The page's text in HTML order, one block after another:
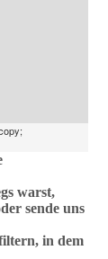
warst,
sende uns
in dem